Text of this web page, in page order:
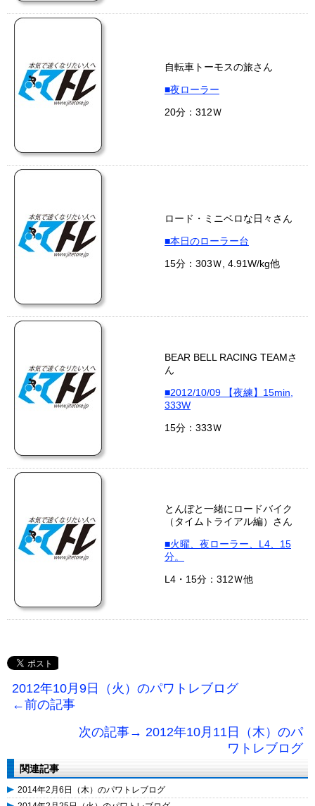
自転車トーモスの旅さん
■夜ローラー
20分：312Ｗ
ロード・ミニベロな日々さん
■本日のローラー台
15分：303Ｗ, 4.91W/kg他
BEAR BELL RACING TEAMさ
ん
■2012/10/09 【夜練】15min,
333W
15分：333Ｗ
とんぼと一緒にロードバイク
（タイムトライアル編）さん
■火曜、夜ローラー、L4、15
分。
L4・15分：312Ｗ他
2012年10月9日（火）のパワトレブログ
←前の記事
次の記事→ 2012年10月11日（木）のパ
ワトレブログ
関連記事
2014年2月6日（木）のパワトレブログ